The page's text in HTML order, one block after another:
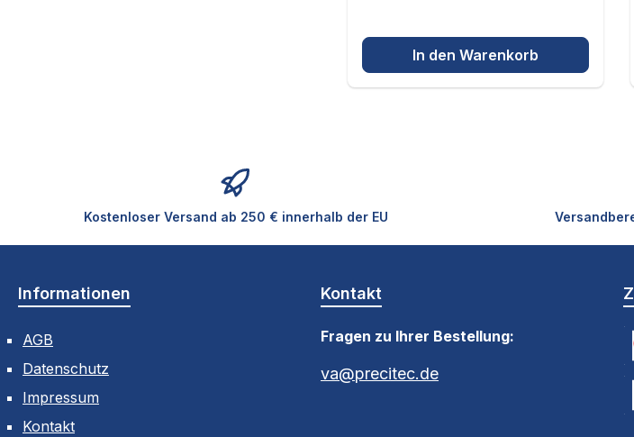
- Saughilfe
Nicht enthalten aber zusätzlich
In den Warenkorb
Kostenloser Versand ab 250 € innerhalb der EU
Informationen
AGB
Datenschutz
Impressum
Kontakt
Kontakt
Fragen zu Ihrer Bestellung:
va@precitec.de